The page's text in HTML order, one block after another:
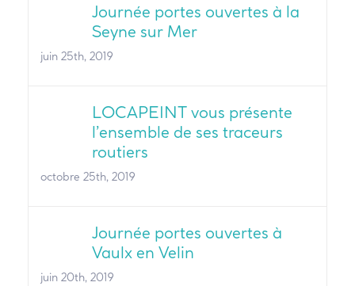
Journée portes ouvertes à la
Seyne sur Mer
juin 25th, 2019
LOCAPEINT vous présente
l’ensemble de ses traceurs
routiers
octobre 25th, 2019
Journée portes ouvertes à
Vaulx en Velin
juin 20th, 2019